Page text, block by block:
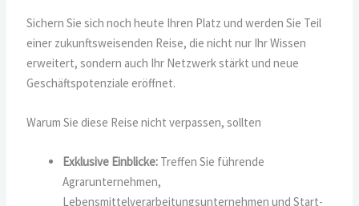
Sichern Sie sich noch heute Ihren Platz und werden Sie Teil
einer zukunftsweisenden Reise, die nicht nur Ihr Wissen
erweitert, sondern auch Ihr Netzwerk stärkt und neue
Geschäftspotenziale eröffnet.
Warum Sie diese Reise nicht verpassen, sollten
Exklusive Einblicke: Treffen Sie führende
Agrarunternehmen,
Lebensmittelverarbeitungsunternehmen und Start-